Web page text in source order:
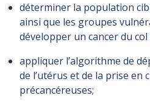
déterminer la population
ainsi que les groupes
développer un cancer du col
appliquer l’algorithme de
de l’utérus et de la prise en
précancéreuses;